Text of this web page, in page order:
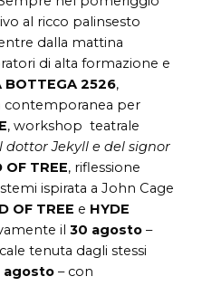
al ricco palinsesto
dalla mattina
di alta formazione e
BOTTEGA 2526,
per
, workshop teatrale
dottor Jekyll e del signor
OF TREE, riflessione
ispirata a John Cage
OF TREE e HYDE
il 30 agosto –
tenuta dagli stessi
agosto – con